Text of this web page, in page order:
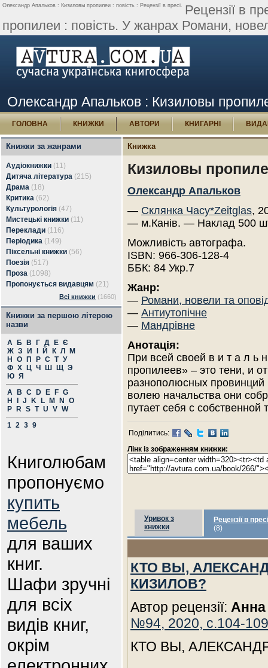
Олександр Апальков : Кизиловы пропилеи : повість : Рецензії в пресі. Рецензії в
пропилеи : повість. У жанрах Романи,
Олександр Апальков : Кизиловы
ГОЛОВНА КНИЖКИ АВТОРИ КНИГАРНІ
Книжки за жанрами
Аудіокнижки (11)
Дитяча література (215)
Драма (18)
Критика (62)
Культурологія (47)
Мистецькі книжки (11)
Переклади (116)
Періодика (149)
Піксельні книжки (56)
Поезія (517)
Проза (1098)
Пропонується видавцям (21)
Всі книжки (1660)
Книжки за першою літерою
назви
А Б В Г Д Е Є
Ж З И Й К Л
М
Н
О П Р С Т У
Ф Х Ц Ч Ш Щ Э
Ю Я
A
B C D E F G
H
J K L M N
O
P
R S T U V W
1 2 3 9
Книголюбам
пропонуємо
купить
мебель
для ваших
книг.
Шафи зручні
для всіх
видів книг,
окрім
Книжка
Кизиловы
Олександр Апальков
— Склянка Часу*Zeitglas,
— м.Канів. — Наклад 500
Можливість автографа.
ISBN: 966-306-128-4
ББК: 84 Укр.7
Жанр:
— Романи, новели та
— Антиутопічне
— Мандрівне
Анотація:
При всей своей в и т а л ь
пропилеев» – это тени, и
разнополюсных
волею начальства они
путает себя с собственной
Поділитись:
Лінк із зображенням книжки:
Уривок з
книжки
Рецензії в пресі
(8)
КТО ВЫ,
КИЗИЛОВ?
Автор рецензії:
№94, 2020, с.104-
КТО ВЫ,